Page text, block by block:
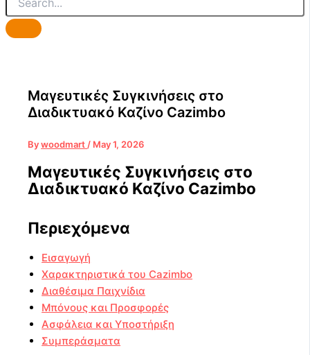
Μαγευτικές Συγκινήσεις στο
Διαδικτυακό Καζίνο Cazimbo
Bywoodmart / May 1, 2026
Μαγευτικές Συγκινήσεις στο
Διαδικτυακό Καζίνο Cazimbo
Περιεχόμενα
Εισαγωγή
Χαρακτηριστικά του Cazimbo
Διαθέσιμα Παιχνίδια
Μπόνους και Προσφορές
Ασφάλεια και Υποστήριξη
Συμπεράσματα